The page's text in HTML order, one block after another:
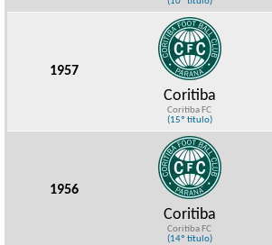
1957
Coritiba
Coritiba FC
(15º título)
1956
Coritiba
Coritiba FC
(14º título)